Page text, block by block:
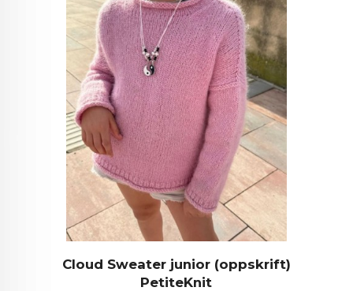
Cloud Sweater junior (oppskrift)
PetiteKnit